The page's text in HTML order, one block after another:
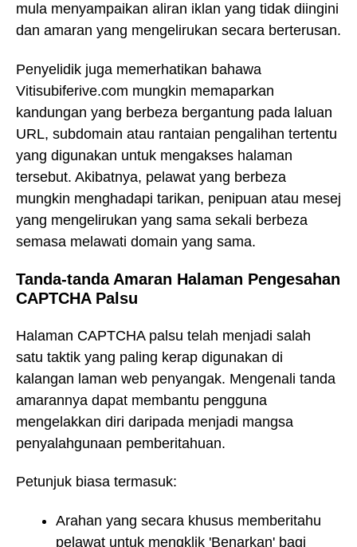
mula menyampaikan aliran iklan yang tidak diingini
dan amaran yang mengelirukan secara berterusan.
Penyelidik juga memerhatikan bahawa
Vitisubiferive.com mungkin memaparkan
kandungan yang berbeza bergantung pada laluan
URL, subdomain atau rantaian pengalihan tertentu
yang digunakan untuk mengakses halaman
tersebut. Akibatnya, pelawat yang berbeza
mungkin menghadapi tarikan, penipuan atau mesej
yang mengelirukan yang sama sekali berbeza
semasa melawati domain yang sama.
Tanda-tanda Amaran Halaman Pengesahan
CAPTCHA Palsu
Halaman CAPTCHA palsu telah menjadi salah
satu taktik yang paling kerap digunakan di
kalangan laman web penyangak. Mengenali tanda
amarannya dapat membantu pengguna
mengelakkan diri daripada menjadi mangsa
penyalahgunaan pemberitahuan.
Petunjuk biasa termasuk:
Arahan yang secara khusus memberitahu
pelawat untuk mengklik 'Benarkan' bagi